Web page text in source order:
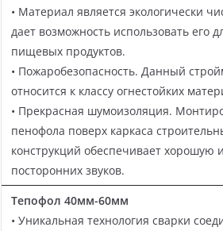
• Материал является экологически
дает возможность использовать его
пищевых продуктов.
• Пожаробезопасность. Данный
относится к классу огнестойких
• Прекрасная шумоизоляция.
пенофола поверх каркаса
конструкций обеспечивает хорошую
посторонних звуков.
Тепофол 40мм-60мм
• Уникальная технология сварки